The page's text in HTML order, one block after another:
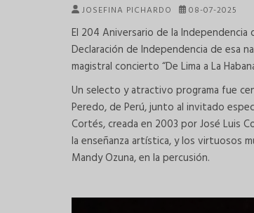
JOSEFINA PICHARDO 08-07-2025
El 204 Aniversario de la Independencia
Declaración de Independencia de esa
magistral concierto “De Lima a La
Un selecto y atractivo programa fue
Peredo, de Perú, junto al invitado
Cortés, creada en 2003 por José Luis
la enseñanza artística, y los virtuosos
Mandy Ozuna, en la percusión.